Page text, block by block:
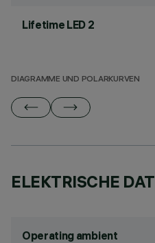
Lifetime LED 2
DIAGRAMME UND POLARKURVEN
ELEKTRISCHE
Operating ambient